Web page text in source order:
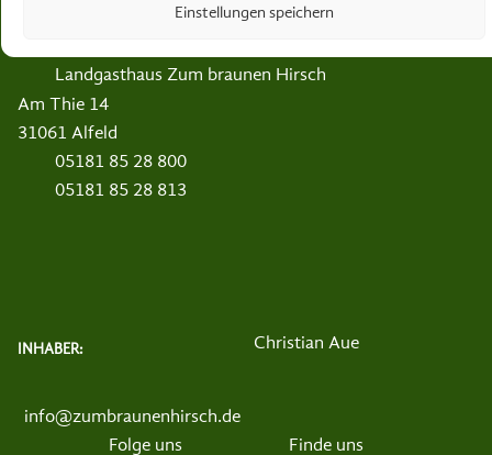
Einstellungen speichern
Landgasthaus Zum braunen Hirsch
Am Thie 14
31061 Alfeld
05181 85 28 800
05181 85 28 813
INHABER: Christian Aue
info@zumbraunenhirsch.de
Folge uns
Finde uns